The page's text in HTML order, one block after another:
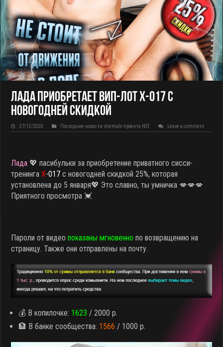
Лада приобретает ВИП-лот X-017 с
новогодней скидкой
27/12/2020 Последние новости shemale-проекта NST Leave a comment
Лада 💖 пасибульки за приобретение приватного сисси-
тренингаX-017 с новогодней скидкой 25%, которая
установлена до 5 января💖 Это славно, ты умничка 💋💋💋
Приятного просмотра 💓
Пароли от видео показаны мгновенно по возвращению на
страницу. Также они отправлены на почту.
💰 В копилочке: 1623 / 2000 р.
🏦 В банке сообщества: 1566 / 1000 р.